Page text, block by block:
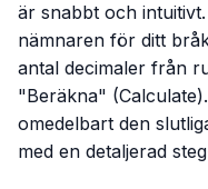
är snabbt och
nämnaren för ditt
antal decimaler från
"Beräkna"
omedelbart den
med en detaljerad